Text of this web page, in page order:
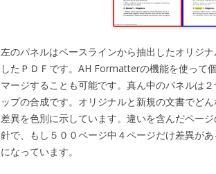
左のパネルはベースラインから抽出したオリジ
したＰＤＦです。AH Formatterの機能を使って
マージすることも可能です。真ん中のパネルは
ップの合成です。オリジナルと新規の文書でど
差異を色別に示しています。違いを含んだペー
針で、もし５００ページ中４ページだけ差異が
になっています。